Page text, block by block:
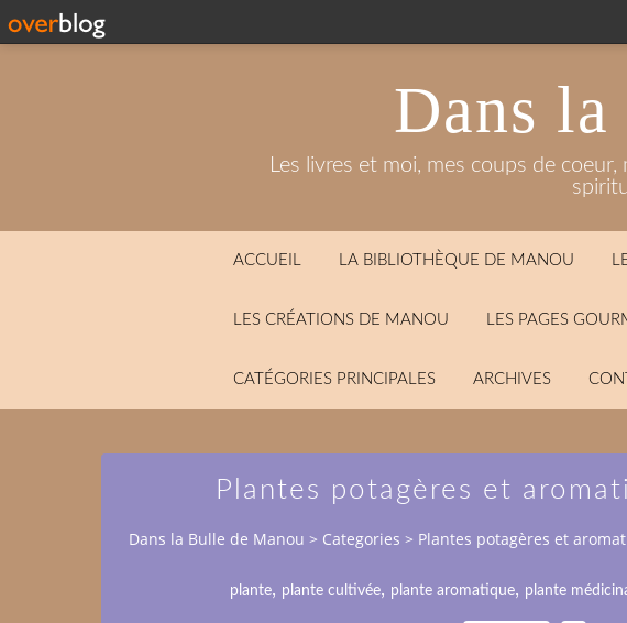
Dans
Les livres et moi, mes coups de
ACCUEIL LA BIBLIOTHÈQUE DE MANOU
LES CRÉATIONS DE MANOU LES PAGES
CATÉGORIES PRINCIPALES ARCHIVES
Plantes potagères et
Dans la Bulle de Manou > Categories > Plantes potagères et
plante, plante cultivée, plante aromatique, plante